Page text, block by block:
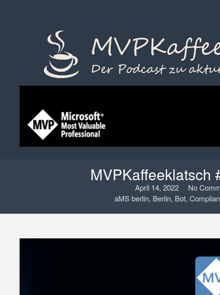
MVPKaffeeklatsch
April 14, 2022
No
aMS berlin, Berlin, Bot,